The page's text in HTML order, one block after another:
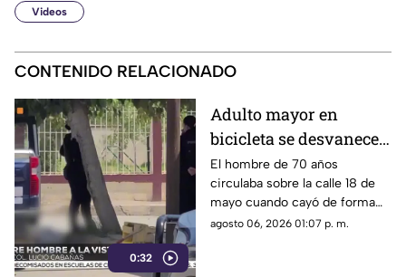
Videos
CONTENIDO RELACIONADO
0:32
Adulto mayor en
bicicleta se desvanece y
pierde la vida en la
colonia Lucio Cabañas
El hombre de 70 años
circulaba sobre la calle 18 de
mayo cuando cayó de forma
repentina; paramédicos
agosto 06, 2026 01:07 p. m.